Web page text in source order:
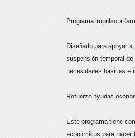
Programa impulso a
Diseñado para apoyar
suspensión temporal
necesidades básicas e
Refuerzo ayudas
Este programa tiene
económicos para hacer